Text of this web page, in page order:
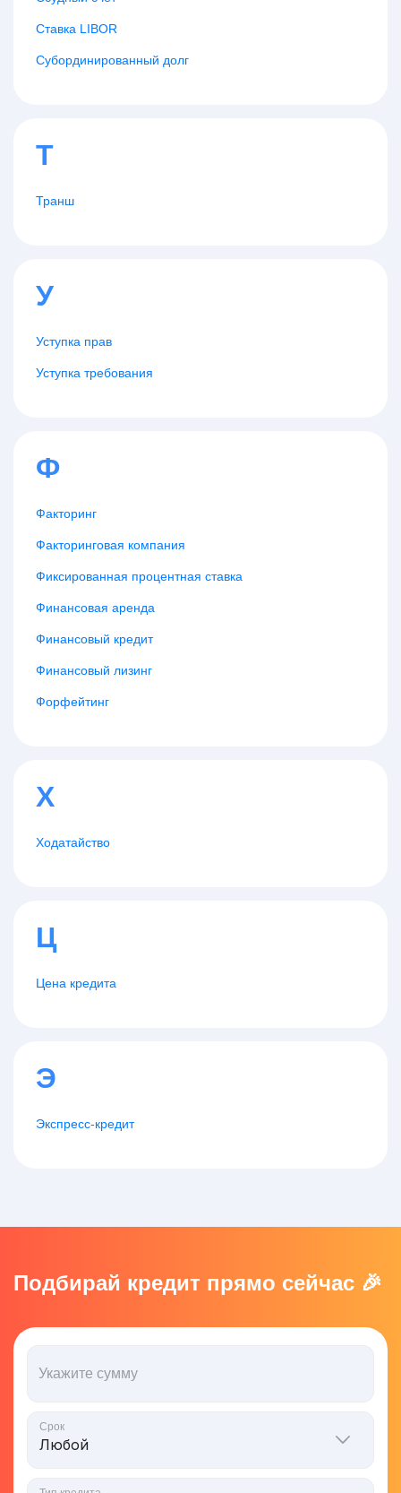
Ставка LIBOR
Субординированный долг
Т
Транш
У
Уступка прав
Уступка требования
Ф
Факторинг
Факторинговая компания
Фиксированная процентная ставка
Финансовая аренда
Финансовый кредит
Финансовый лизинг
Форфейтинг
Х
Ходатайство
Ц
Цена кредита
Э
Экспресс-кредит
Подбирай кредит прямо сейчас 🎉
Укажите сумму
Срок